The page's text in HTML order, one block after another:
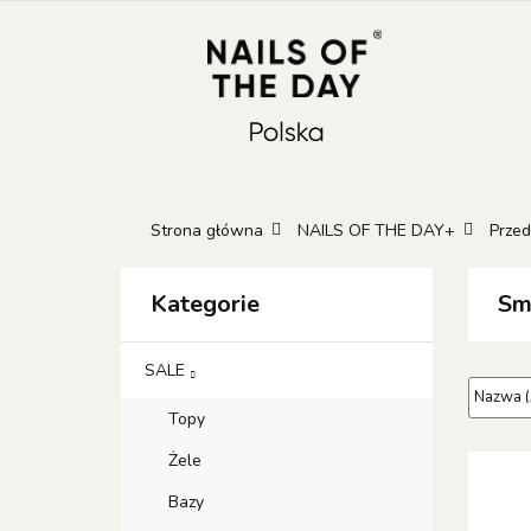
KATEGORIE
Strona główna NAILS OF THE DAY+
Kategorie
SALE
Topy
Żele
Bazy